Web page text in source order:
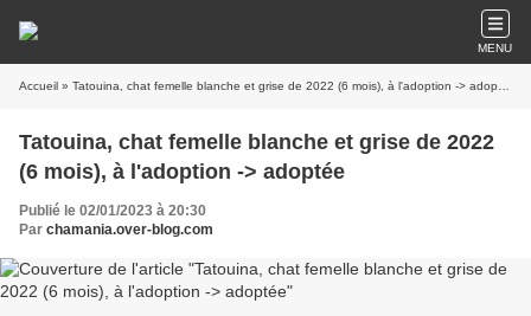
MENU
Accueil » Tatouina, chat femelle blanche et grise de 2022 (6 mois), à l'adoption -> adoptée
Tatouina, chat femelle blanche et grise de 2022
(6 mois), à l'adoption -> adoptée
Publié le 02/01/2023 à 20:30
Par chamania.over-blog.com